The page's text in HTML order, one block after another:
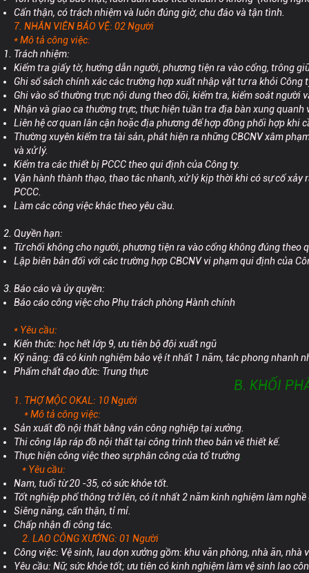
Cẩn thận, có trách nhiệm và luôn đúng giờ, chu đáo và tận tình.
7. NHÂN VIÊN BẢO VỆ: 02 Người
* Mô tả công việc:
Trách nhiệm:
Kiểm tra giấy tờ, hướng dẫn người, phương tiện ra vào cổng, trông
Ghi sổ sách chính xác các trường hợp xuất nhập vật tư ra khỏi Công
Ghi vào sổ thường trực nội dung theo dõi, kiểm tra, kiểm soát người
Nhận và giao ca thường trực, thực hiện tuần tra địa bàn xung quanh
Liên hệ cơ quan lân cận hoặc địa phương để hợp đồng phối hợp khi
Thường xuyên kiểm tra tài sản, phát hiện ra những CBCNV xâm
và xử lý.
Kiểm tra các thiết bị PCCC theo qui định của Công ty.
Vận hành thành thạo, thao tác nhanh, xử lý kịp thời khi có sự cố
PCCC.
Làm các công việc khác theo yêu cầu.
Quyền hạn:
Từ chối không cho người, phương tiện ra vào cổng không đúng theo
Lập biên bản đối với các trường hợp CBCNV vi phạm qui định của
Báo cáo và ủy quyền:
Báo cáo công việc cho Phụ trách phòng Hành chính
* Yêu cầu:
Kiến thức: học hết lớp 9, ưu tiên bộ đội xuất ngũ
Kỹ năng: đã có kinh nghiệm bảo vệ ít nhất 1 năm, tác phong nhanh
Phẩm chất đạo đức: Trung thực
B. KHỐI
1. THỢ MỘC OKAL: 10 Người
* Mô tả công việc:
Sản xuất đồ nội thất bằng ván công nghiệp tại xưởng.
Thi công lắp ráp đồ nội thất tại công trình theo bản vẽ thiết kế.
Thực hiện công việc theo sự phân công của tổ trưởng
* Yêu cầu:
Nam, tuổi từ 20 -35, có sức khỏe tốt.
Tốt nghiệp phổ thông trở lên, có ít nhất 2 năm kinh nghiệm làm nghề
Siêng năng, cẩn thận, tỉ mỉ.
Chấp nhận đi công tác.
2. LAO CÔNG XƯỞNG: 01 Người
Công việc: Vệ sinh, lau dọn xưởng gồm: khu văn phòng, nhà ăn,
Yêu cầu: Nữ, sức khỏe tốt; ưu tiên có kinh nghiệm làm vệ sinh lao